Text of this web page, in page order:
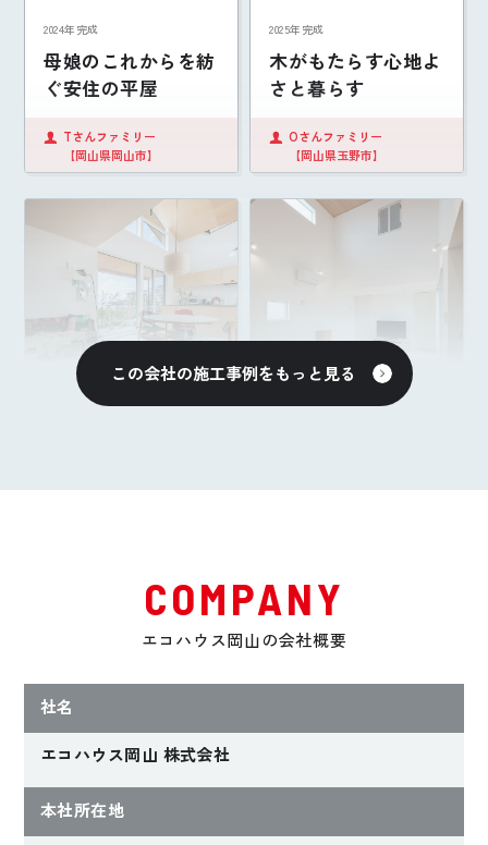
2024年完成
母娘のこれからを紡
ぐ安住の平屋
Tさんファミリー
【岡山県岡山市】
2025年完成
木がもたらす心地よ
さと暮らす
Oさんファミリー
【岡山県玉野市】
Hさんファミリー
Tさんファミリー
この会社の施工事例をもっと見る
COMPANY
エコハウス岡山の会社概要
社名
エコハウス岡山 株式会社
本社所在地